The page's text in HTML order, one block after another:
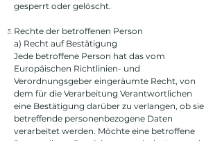
gesperrt oder gelöscht.
Rechte der betroffenen Person
a) Recht auf Bestätigung
Jede betroffene Person hat das vom
Europäischen Richtlinien- und
Verordnungsgeber eingeräumte Recht, von
dem für die Verarbeitung Verantwortlichen
eine Bestätigung darüber zu verlangen, ob sie
betreffende personenbezogene Daten
verarbeitet werden. Möchte eine betroffene